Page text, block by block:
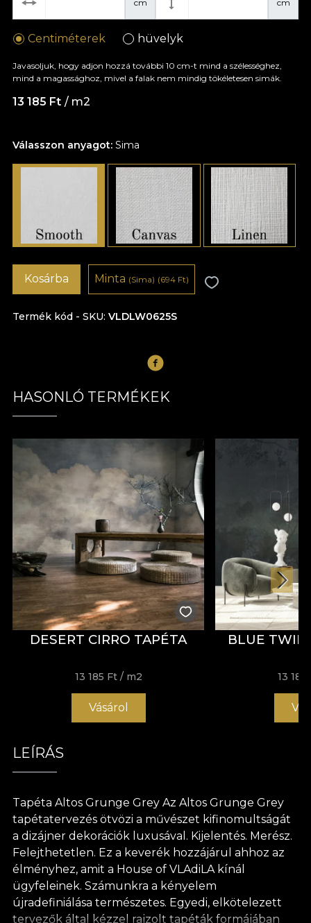
Válasszon anyagot: Sima
cm cm
Centiméterek hüvelyk
Javasoljuk, hogy adjon hozzá további 10 cm-t mind a szélességhez,
mind a magassághoz, mivel a falak nem mindig tökéletesen simák.
13 185 Ft / m2
Termék kód - SKU VLDLW0625S
Kosárba Minta (Sima) (694 Ft)
HASONLÓ TERMÉKEK
DESERT CIRRO TAPÉTA
13 185 Ft / m2
Vásárol
BLUE
13 185
LEÍRÁS
Tapéta Altos Grunge Grey Az Altos Grunge Grey
tapétatervezés ötvözi a művészet kifinomultságát
a dizájner dekorációk luxusával. Kijelentés. Merész.
Felejthetetlen. Ez a keverék hozzájárul ahhoz az
élményhez, amit a House of VLAdiLA kínál
ügyfeleinek. Számunkra a kényelem
újradefiniálása természetes. Egyedi, elkötelezett
tervezők által kézzel rajzolt tapéták formájában